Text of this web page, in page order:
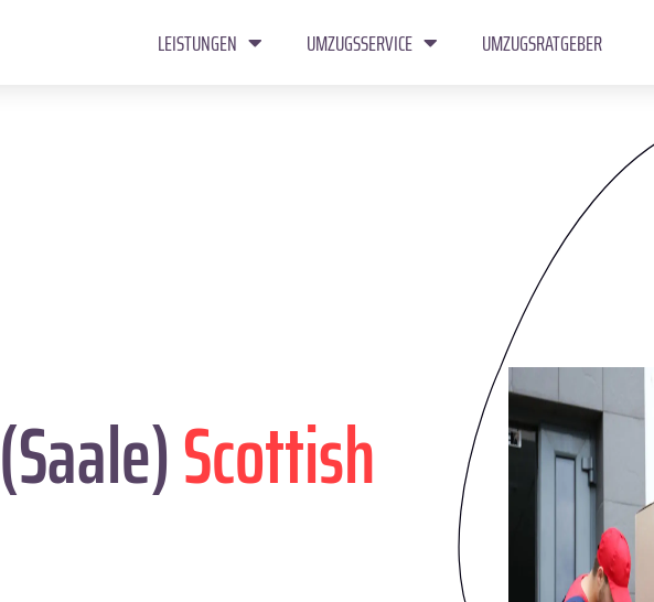
LEISTUNGEN UMZUGSSERVICE UMZUGSRATGEBER
Scottish